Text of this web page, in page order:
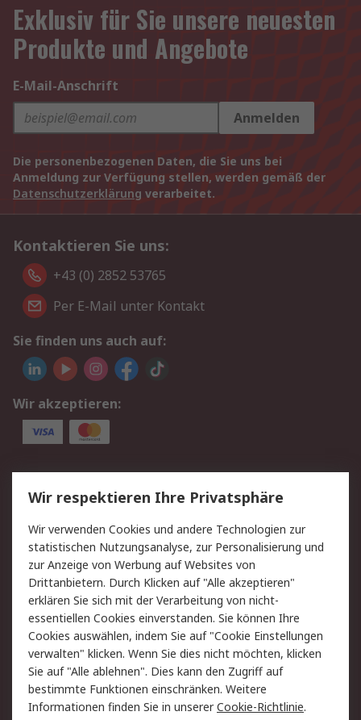
Exklusiv für Sie unsere neuesten
Produkte und Angebote
E-Mail-Anschrift
Anmelden
Die personenbezogenen Daten, die Sie uns bei
Anmeldung zur Verfügung stellen, werden gemäß der
Datenschutzerklärung verarbeitet.
Kontaktieren Sie uns:
+43 (0) 2852 53765
Per E-Mail unter Kontakt
Sie finden uns auch auf:
Wir akzeptieren:
Service
Value Added Services
Lieferlösungen
Rücksendung/Entsorgung Kontakt
Hilfe
Rechtliches
RS Verkaufs- und
Lieferbedingungen
Datenschutz
Cookie-Richtlinie
Zahlungsbedingungen
Impressum
Webseite Konditionen
Wir respektieren Ihre Privatsphäre
Wir verwenden Cookies und andere Technologien zur
statistischen Nutzungsanalyse, zur Personalisierung und
zur Anzeige von Werbung auf Websites von
Drittanbietern. Durch Klicken auf "Alle akzeptieren"
erklären Sie sich mit der Verarbeitung von nicht-
essentiellen Cookies einverstanden. Sie können Ihre
Cookies auswählen, indem Sie auf "Cookie Einstellungen
verwalten" klicken. Wenn Sie dies nicht möchten, klicken
Sie auf "Alle ablehnen". Dies kann den Zugriff auf
bestimmte Funktionen einschränken. Weitere
Informationen finden Sie in unsererCookie-Richtlinie.